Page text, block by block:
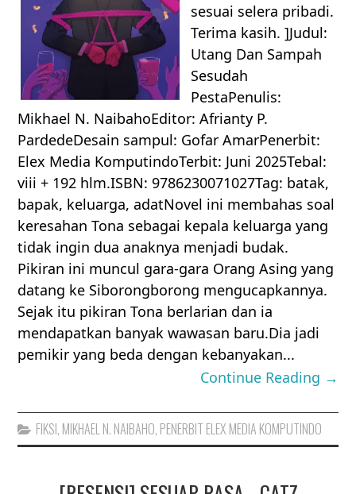
sesuai selera pribadi.
Terima kasih. ]Judul:
Utang Dan Sampah
Sesudah
PestaPenulis:
Mikhael N. NaibahoEditor: Afrianty P.
PardedeDesain sampul: Gofar AmarPenerbit:
Elex Media KomputindoTerbit: Juni 2025Tebal:
viii + 192 hlm.ISBN: 9786230071027Tag: batak,
bapak, keluarga, adatNovel ini membahas soal
keresahan Tona sebagai kepala keluarga yang
tidak ingin dua anaknya menjadi budak.
Pikiran ini muncul gara-gara Orang Asing yang
datang ke Siborongborong mengucapkannya.
Sejak itu pikiran Tona berlarian dan ia
mendapatkan banyak wawasan baru.Dia jadi
pemikir yang beda dengan kebanyakan...
Continue Reading →
FIKSI, MIKHAEL N. NAIBAHO, PENERBIT ELEX MEDIA KOMPUTINDO